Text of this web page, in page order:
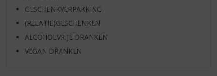
GESCHENKVERPAKKING
(RELATIE)GESCHENKEN
ALCOHOLVRIJE DRANKEN
VEGAN DRANKEN